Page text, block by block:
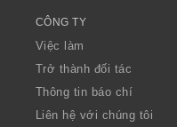
CÔNG TY
Việc làm
Trở thành đối tác
Thông tin báo chí
Liên hệ với chúng tôi